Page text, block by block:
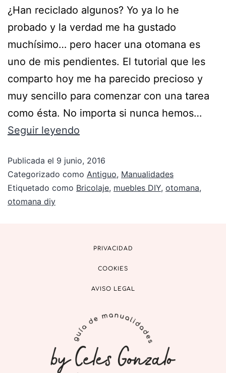
¿Han reciclado algunos? Yo ya lo he
probado y la verdad me ha gustado
muchísimo… pero hacer una otomana es
uno de mis pendientes. El tutorial que les
comparto hoy me ha parecido precioso y
muy sencillo para comenzar con una tarea
como ésta. No importa si nunca hemos…
Seguir leyendo
Publicada el 9 junio, 2016
Categorizado como Antiguo, Manualidades
Etiquetado como Bricolaje, muebles DIY, otomana,
otomana diy
PRIVACIDAD
COOKIES
AVISO LEGAL